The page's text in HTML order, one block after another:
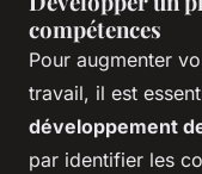
compétences
Pour augmenter
travail, il est
développement
par identifier les